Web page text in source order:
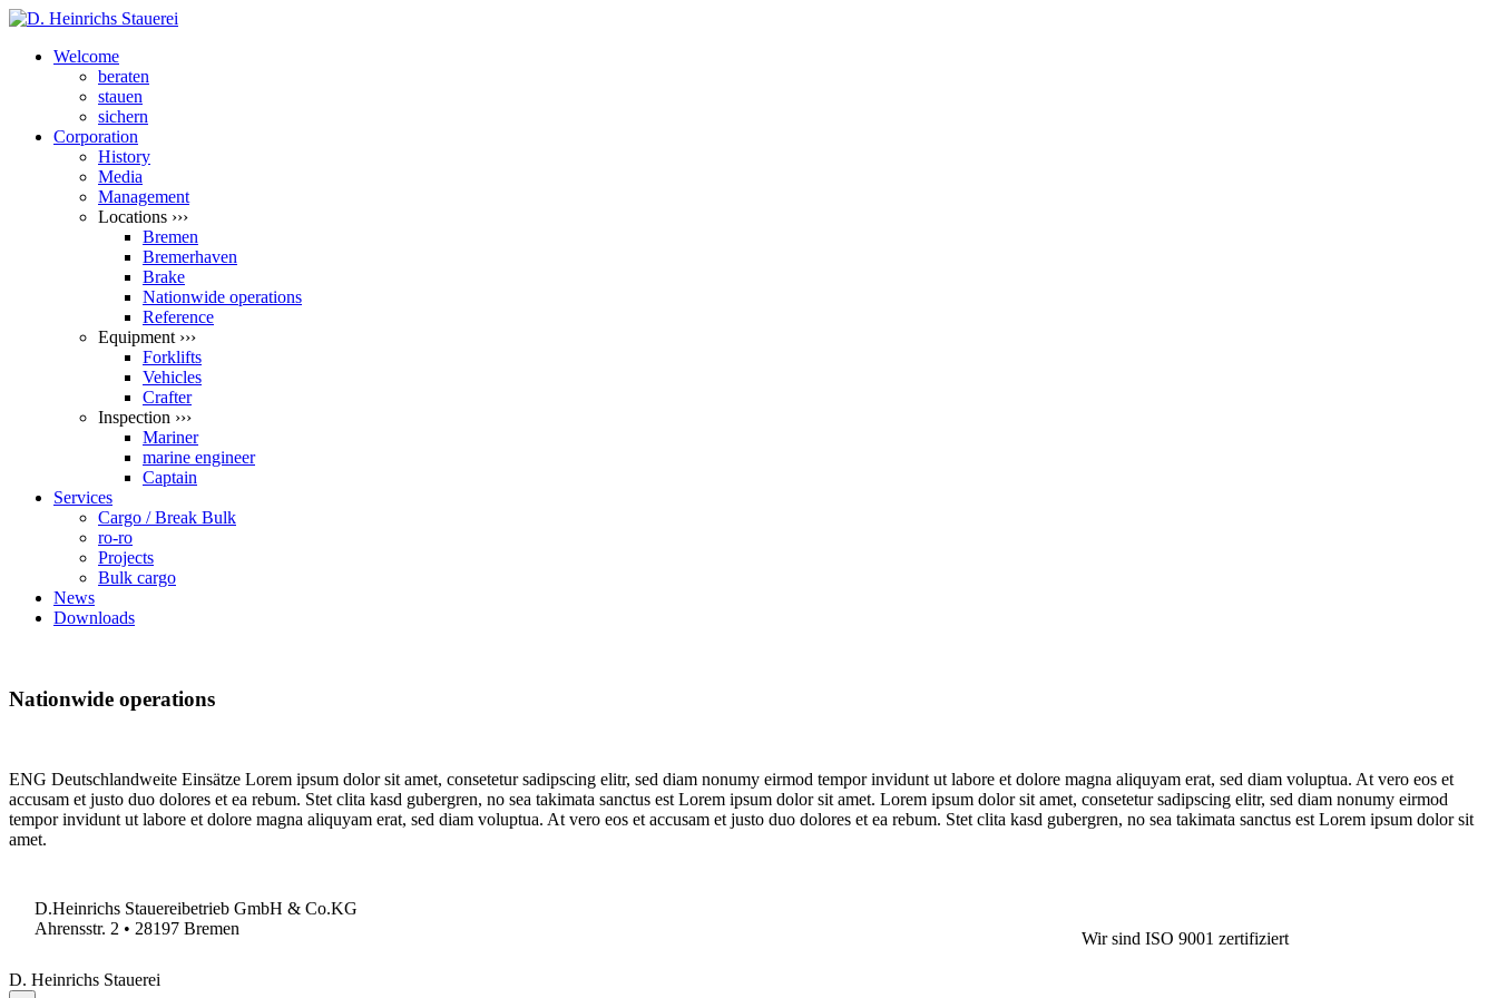
Welcome
beraten
stauen
sichern
Corporation
History
Media
Management
Locations ›››
Bremen
Bremerhaven
Brake
Nationwide operations
Reference
Equipment ›››
Forklifts
Vehicles
Crafter
Inspection ›››
Mariner
marine engineer
Captain
Services
Cargo / Break Bulk
ro-ro
Projects
Bulk cargo
News
Downloads
Nationwide operations
ENG Deutschlandweite Einsätze Lorem ipsum dolor sit amet, consetetur sadipscing elitr, sed diam nonumy eirmod tempor invidunt ut labore et dolore magna aliquyam erat, sed diam voluptua. At vero eos et
accusam et justo duo dolores et ea rebum. Stet clita kasd gubergren, no sea takimata sanctus est Lorem ipsum dolor sit amet. Lorem ipsum dolor sit amet, consetetur sadipscing elitr, sed diam nonumy eirmod
tempor invidunt ut labore et dolore magna aliquyam erat, sed diam voluptua. At vero eos et accusam et justo duo dolores et ea rebum. Stet clita kasd gubergren, no sea takimata sanctus est Lorem ipsum dolor sit
amet.
D.Heinrichs Stauereibetrieb GmbH & Co.KG
Ahrensstr. 2 • 28197 Bremen
Wir sind ISO 9001 zertifiziert
D. Heinrichs Stauerei